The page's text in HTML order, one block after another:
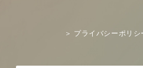
＞ プライバシーポリ